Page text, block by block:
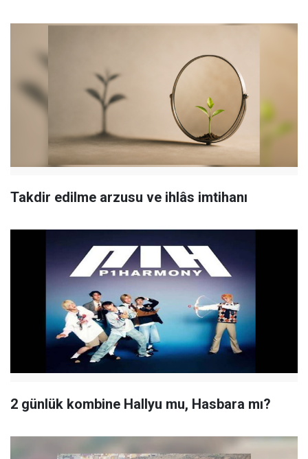
Takdir edilme arzusu ve ihlâs imtihanı
2 günlük kombine Hallyu mu, Hasbara mı?